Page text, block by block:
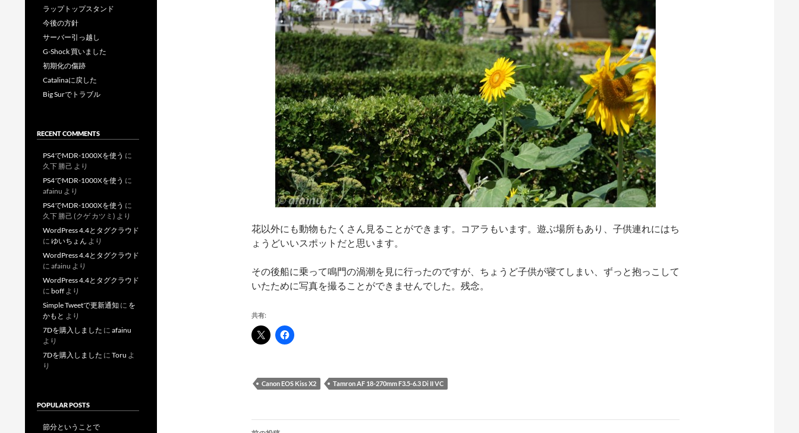
花以外にも動物もたくさん見ることができます。コアラもいます。遊ぶ場所もあり、子供連れにはち
ょうどいいスポットだと思います。
その後船に乗って鳴門の渦潮を見に行ったのですが、ちょうど子供が寝てしまい、ずっと抱っこして
いたために写真を撮ることができませんでした。残念。
共有:
Canon EOS Kiss X2 Tamron AF 18-270mm F3.5-6.3 Di II VC
投
ラップトップスタンド
今後の方針
サーバー引っ越し
G-Shock 買いました
初期化の傷跡
Catalinaに戻した
Big Surでトラブル
RECENT COMMENTS
PS4でMDR-1000Xを使う に
久下 勝己 より
PS4でMDR-1000Xを使う に
afainu より
PS4でMDR-1000Xを使う に
久下 勝己 (クゲ カツミ) より
WordPress 4.4とタグクラウド
に ゆいちょん より
WordPress 4.4とタグクラウド
に afainu より
WordPress 4.4とタグクラウド
に boff より
Simple Tweetで更新通知 に を
かもと より
7Dを購入しました に afainu
より
7Dを購入しました に Toru よ
り
POPULAR POSTS
節分ということで